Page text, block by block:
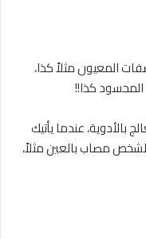
المعيون مثلاً كذا،
كذا!!
بالأدوية، عندما يأتيك
مصاب بالعين مثلاً،